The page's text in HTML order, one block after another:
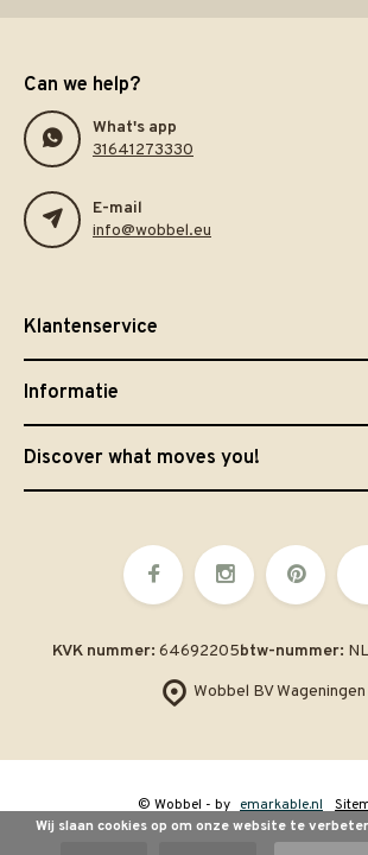
Can we help?
What's app
31641273330
E-mail
info@wobbel.eu
Klantenservice
Informatie
Discover what moves you!
Wobbel BV Wageningen
KVK nummer: 64692205btw-nummer:
© Wobbel - by emarkable.nl
Wij slaan cookies op om onze website te